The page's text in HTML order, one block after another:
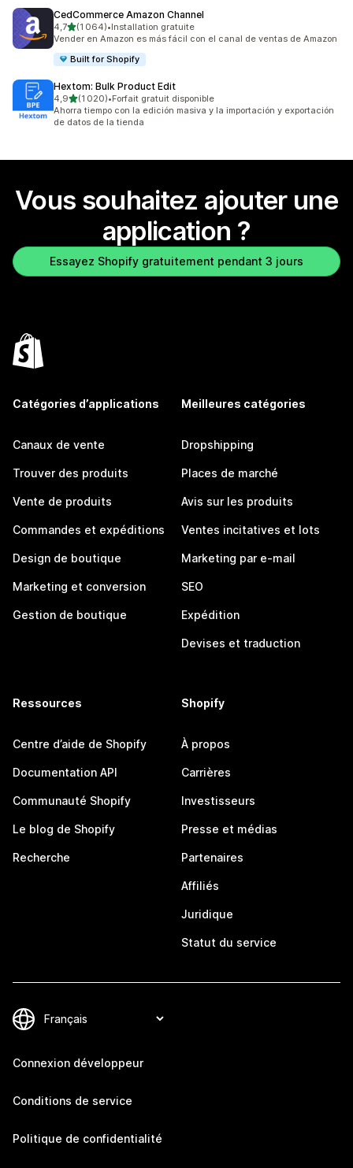
CedCommerce Amazon Channel
4,7étoile(s) sur 5
(1 064)
1064 avis au total
•Installation gratuite
Vender en Amazon es más fácil con el canal de ventas de Amazon
Built for Shopify
Hextom: Bulk Product Edit
4,9étoile(s) sur 5
(1 020)
1020 avis au total
•Forfait gratuit disponible
Ahorra tiempo con la edición masiva y la importación y exportación
de datos de la tienda
Vous souhaitez ajouter une
application ?
Essayez Shopify gratuitement pendant 3 jours
Catégories d’applications
Canaux de vente
Trouver des produits
Vente de produits
Commandes et expéditions
Design de boutique
Marketing et conversion
Gestion de boutique
Meilleures catégories
Dropshipping
Places de marché
Avis sur les produits
Ventes incitatives et lots
Marketing par e-mail
SEO
Expédition
Devises et traduction
Ressources
Centre d’aide de Shopify
Documentation API
Communauté Shopify
Le blog de Shopify
Recherche
Shopify
À propos
Carrières
Investisseurs
Presse et médias
Partenaires
Affiliés
Juridique
Statut du service
Connexion développeur
Conditions de service
Politique de confidentialité